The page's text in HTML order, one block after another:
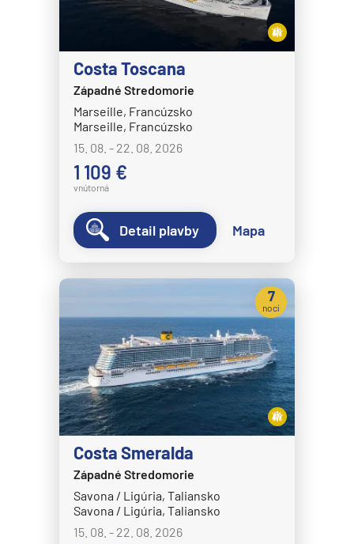
Costa Toscana
Západné Stredomorie
Marseille, Francúzsko
Marseille, Francúzsko
15. 08. - 22. 08. 2026
1 109 €
vnútorná
Detail plavby Mapa
Costa Smeralda
Západné Stredomorie
Savona / Ligúria, Taliansko
Savona / Ligúria, Taliansko
15. 08. - 22. 08. 2026
7
nocí